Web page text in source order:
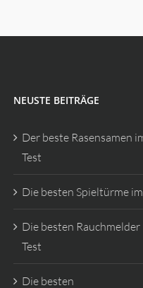
NEUSTE BEITRÄGE
Der beste Rasensamen
Test
Die besten Spieltürme
Die besten Rauchmelder
Test
Die besten